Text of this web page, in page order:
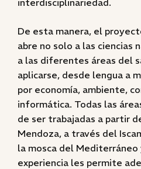
interdisciplinariedad.
De esta manera, el
abre no solo a las ciencias
a las diferentes áreas del
aplicarse, desde lengua a
por economía, ambiente,
informática. Todas las
de ser trabajadas a partir
Mendoza, a través del
la mosca del Mediterráneo
experiencia les permite